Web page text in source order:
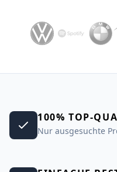
100% TOP-
Nur ausgesuchte